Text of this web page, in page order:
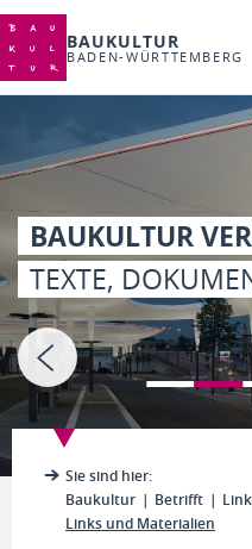
BAUKULTUR
BADEN-WÜRTTEMBERG
BAUKULTUR
TEXTE,
Sie sind hier:
Baukultur
Betrifft
Links und Materialien